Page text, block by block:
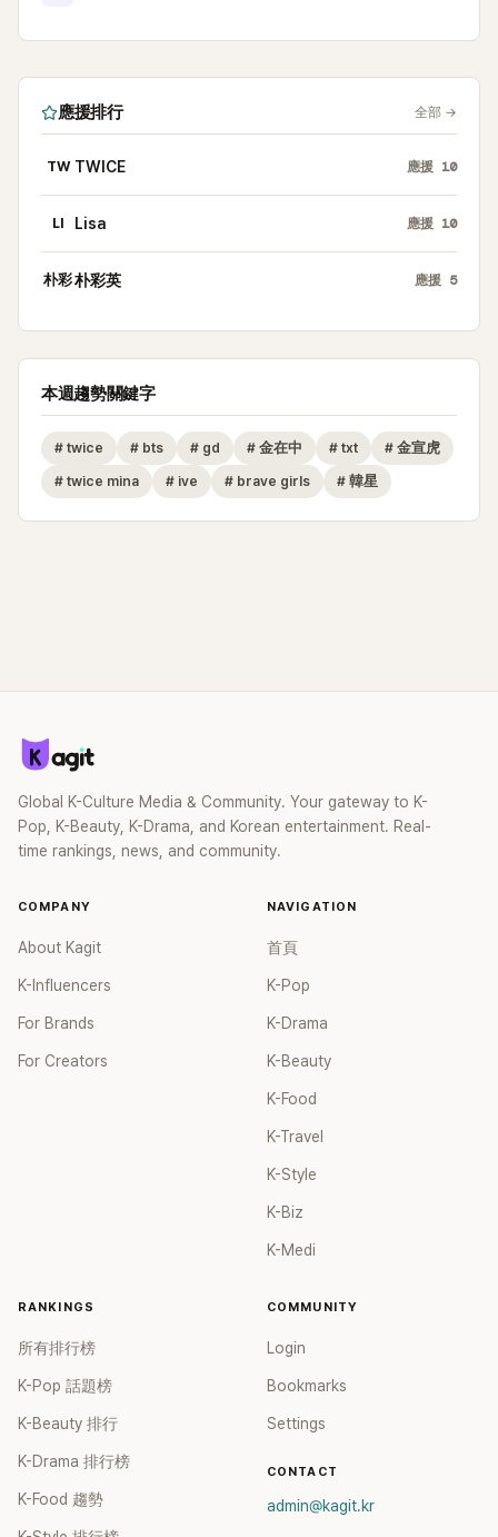
應援排行 全部 →
TW TWICE 應援 10
LI Lisa 應援 10
朴彩朴彩英 應援 5
本週趨勢關鍵字
# twice # bts # gd # 金在中 # txt # 金宣虎
# twice mina # ive # brave girls # 韓星
Global K-Culture Media & Community. Your gateway to K-
Pop, K-Beauty, K-Drama, and Korean entertainment. Real-
time rankings, news, and community.
COMPANY
About Kagit
K-Influencers
For Brands
For Creators
NAVIGATION
首頁
K-Pop
K-Drama
K-Beauty
K-Food
K-Travel
K-Style
K-Biz
K-Medi
RANKINGS
所有排行榜
K-Pop 話題榜
K-Beauty 排行
K-Drama 排行榜
K-Food 趨勢
COMMUNITY
Login
Bookmarks
Settings
CONTACT
admin@kagit.kr